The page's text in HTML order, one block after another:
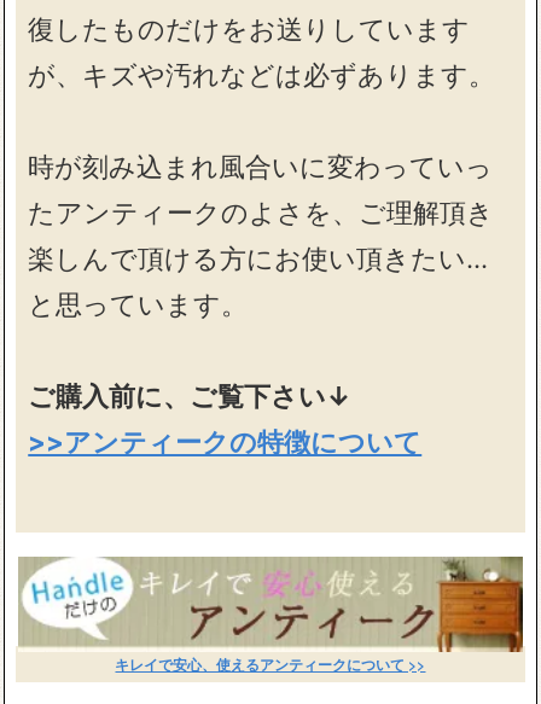
復したものだけをお送りしています
が、キズや汚れなどは必ずあります。
時が刻み込まれ風合いに変わっていっ
たアンティークのよさを、ご理解頂き
楽しんで頂ける方にお使い頂きたい…
と思っています。
ご購入前に、ご覧下さい↓
>>アンティークの特徴について
キレイで安心、使えるアンティークについて >>